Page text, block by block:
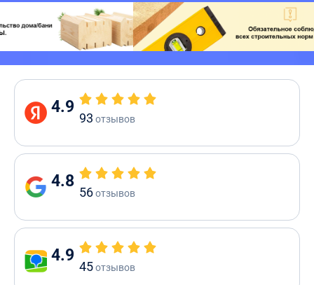
4.9
93 отзывов
4.8
56отзывов
4.9
45отзывов